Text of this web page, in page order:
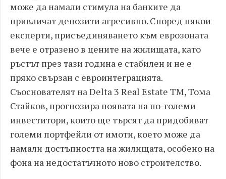
може да намали стимула на банките да
привличат депозити агресивно. Според някои
експерти, присъединяването към еврозоната
вече е отразено в цените на жилищата, като
ръстът през тази година е стабилен и не е
пряко свързан с евроинтеграцията.
Съоснователят на Delta 3 Real Estate TM, Тома
Стайков, прогнозира появата на по-големи
инвеститори, които ще търсят да придобиват
големи портфейли от имоти, което може да
намали достъпността на жилищата, особено на
фона на недостатъчното ново строителство.